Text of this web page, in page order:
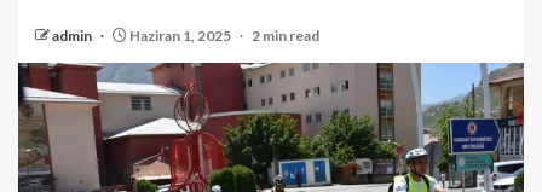
admin Haziran 1, 2025 2 min read